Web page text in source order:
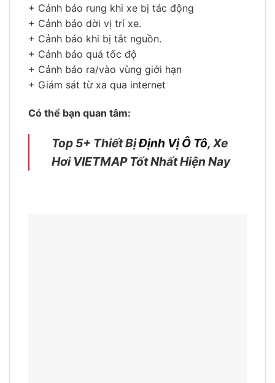
+ Cảnh báo rung khi xe bị tác động
+ Cảnh báo dời vị trí xe.
+ Cảnh báo khi bị tắt nguồn.
+ Cảnh báo quá tốc độ
+ Cảnh báo ra/vào vùng giới hạn
+ Giám sát từ xa qua internet
Có thể bạn quan tâm:
Top 5+ Thiết BịĐịnh Vị Ô Tô, Xe
Hơi VIETMAP Tốt Nhất Hiện Nay